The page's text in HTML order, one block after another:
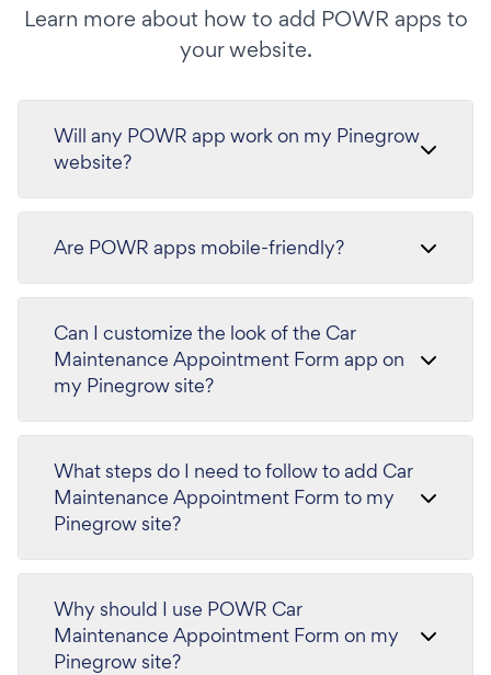
Learn more about how to add POWR apps to
your website.
Will any POWR app work on my Pinegrow
website?
Are POWR apps mobile-friendly?
Can I customize the look of the Car
Maintenance Appointment Form app on
my Pinegrow site?
What steps do I need to follow to add Car
Maintenance Appointment Form to my
Pinegrow site?
Why should I use POWR Car
Maintenance Appointment Form on my
Pinegrow site?